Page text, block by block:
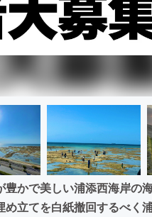
かで美しい浦添西海岸の
め立てを白紙撤回するべく